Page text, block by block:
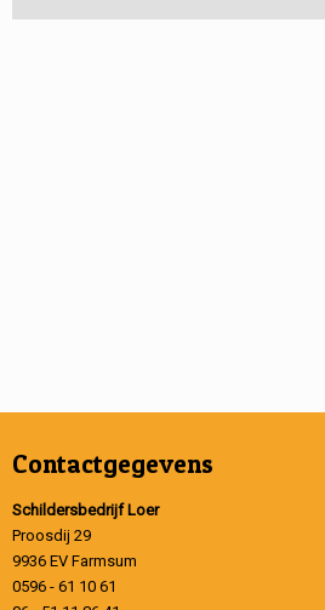
Contactgegevens
Schildersbedrijf Loer
Proosdij 29
9936 EV Farmsum
0596 - 61 10 61